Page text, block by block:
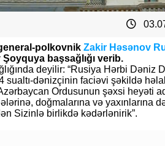
polkovnikZakir Həsənov
başsağlığı verib.
deyilir: “Rusiya Hərbi Dəniz
sualtı-dənizçinin faciəvi şəkildə
Ordusunun şəxsi heyəti
doğmalarına və yaxınlarına
Sizinlə birlikdə kədərlənirik”.